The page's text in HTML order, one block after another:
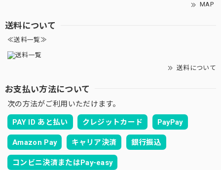
MAP
送料について
≪送料一覧≫
送料について
お支払い方法について
次の方法がご利用いただけます。
PAY ID あと払い クレジットカード PayPay
Amazon Pay キャリア決済 銀行振込
コンビニ決済またはPay-easy